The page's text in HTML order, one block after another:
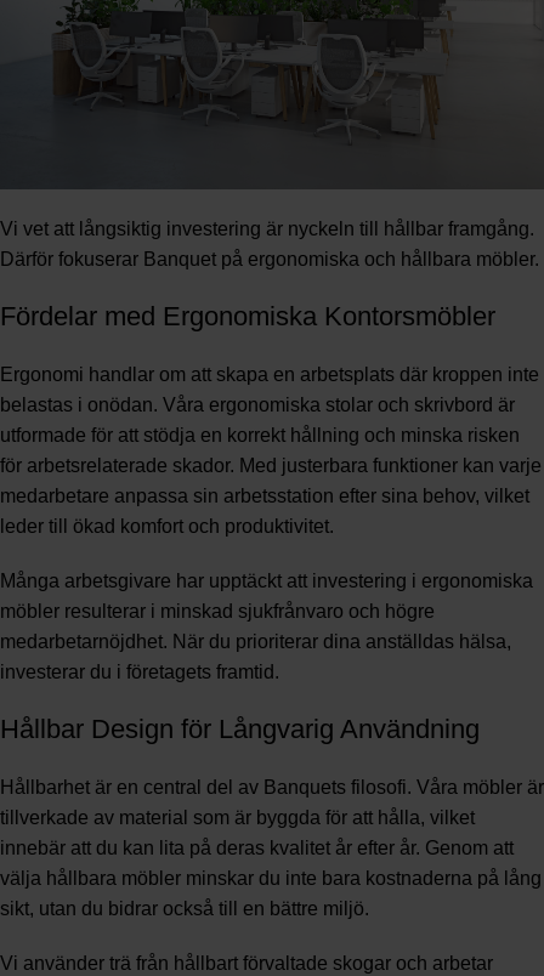
Vi vet att långsiktig investering är nyckeln till hållbar framgång.
Därför fokuserar Banquet på ergonomiska och hållbara möbler.
Fördelar med Ergonomiska Kontorsmöbler
Ergonomi handlar om att skapa en arbetsplats där kroppen inte
belastas i onödan. Våra ergonomiska stolar och skrivbord är
utformade för att stödja en korrekt hållning och minska risken
för arbetsrelaterade skador. Med justerbara funktioner kan varje
medarbetare anpassa sin arbetsstation efter sina behov, vilket
leder till ökad komfort och produktivitet.
Många arbetsgivare har upptäckt att investering i ergonomiska
möbler resulterar i minskad sjukfrånvaro och högre
medarbetarnöjdhet. När du prioriterar dina anställdas hälsa,
investerar du i företagets framtid.
Hållbar Design för Långvarig Användning
Hållbarhet är en central del av Banquets filosofi. Våra möbler är
tillverkade av material som är byggda för att hålla, vilket
innebär att du kan lita på deras kvalitet år efter år. Genom att
välja hållbara möbler minskar du inte bara kostnaderna på lång
sikt, utan du bidrar också till en bättre miljö.
Vi använder trä från hållbart förvaltade skogar och arbetar